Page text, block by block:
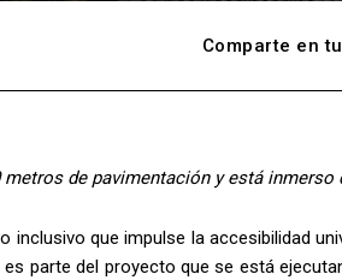
Comparte en
metros de pavimentación y está
inclusivo que impulse la accesibilidad
parte del proyecto que se está